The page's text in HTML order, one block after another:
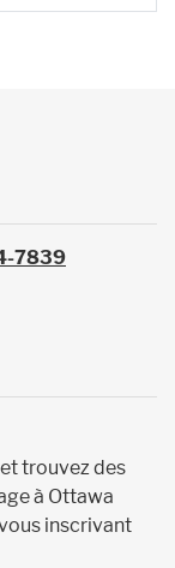
7839
trouvez des
à Ottawa
inscrivant